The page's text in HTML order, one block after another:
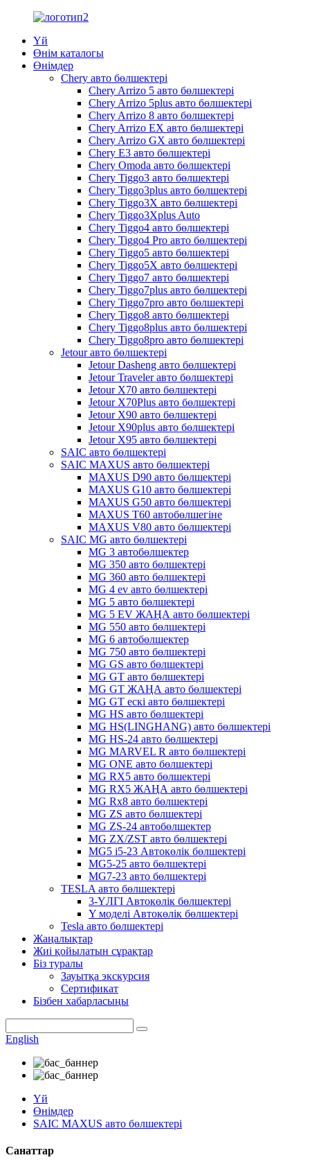
Үй
Өнім каталогы
Өнімдер
Chery авто бөлшектері
Chery Arrizo 5 авто бөлшектері
Chery Arrizo 5plus авто бөлшектері
Chery Arrizo 8 авто бөлшектері
Chery Arrizo EX авто бөлшектері
Chery Arrizo GX авто бөлшектері
Chery E3 авто бөлшектері
Chery Omoda авто бөлшектері
Chery Tiggo3 авто бөлшектері
Chery Tiggo3plus авто бөлшектері
Chery Tiggo3X авто бөлшектері
Chery Tiggo3Xplus Auto
Chery Tiggo4 авто бөлшектері
Chery Tiggo4 Pro авто бөлшектері
Chery Tiggo5 авто бөлшектері
Chery Tiggo5X авто бөлшектері
Chery Tiggo7 авто бөлшектері
Chery Tiggo7plus авто бөлшектері
Chery Tiggo7pro авто бөлшектері
Chery Tiggo8 авто бөлшектері
Chery Tiggo8plus авто бөлшектері
Chery Tiggo8pro авто бөлшектері
Jetour авто бөлшектері
Jetour Dasheng авто бөлшектері
Jetour Traveler авто бөлшектері
Jetour X70 авто бөлшектері
Jetour X70Plus авто бөлшектері
Jetour X90 авто бөлшектері
Jetour X90plus авто бөлшектері
Jetour X95 авто бөлшектері
SAIC авто бөлшектері
SAIC MAXUS авто бөлшектері
MAXUS D90 авто бөлшектері
MAXUS G10 авто бөлшектері
MAXUS G50 авто бөлшектері
MAXUS T60 автобөлшегіне
MAXUS V80 авто бөлшектері
SAIC MG авто бөлшектері
MG 3 автобөлшектер
MG 350 авто бөлшектері
MG 360 авто бөлшектері
MG 4 ev авто бөлшектері
MG 5 авто бөлшектері
MG 5 EV ЖАҢА авто бөлшектері
MG 550 авто бөлшектері
MG 6 автобөлшектер
MG 750 авто бөлшектері
MG GS авто бөлшектері
MG GT авто бөлшектері
MG GT ЖАҢА авто бөлшектері
MG GT ескі авто бөлшектері
MG HS авто бөлшектері
MG HS(LINGHANG) авто бөлшектері
MG HS-24 авто бөлшектері
MG MARVEL R авто бөлшектері
MG ONE авто бөлшектері
MG RX5 авто бөлшектері
MG RX5 ЖАҢА авто бөлшектері
MG Rx8 авто бөлшектері
MG ZS авто бөлшектері
MG ZS-24 автобөлшектер
MG ZX/ZST авто бөлшектері
MG5 i5-23 Автокөлік бөлшектері
MG5-25 авто бөлшектері
MG7-23 авто бөлшектері
TESLA авто бөлшектері
3-ҮЛГІ Автокөлік бөлшектері
Y моделі Автокөлік бөлшектері
Tesla авто бөлшектері
Жаңалықтар
Жиі қойылатын сұрақтар
Біз туралы
Зауытқа экскурсия
Сертификат
Бізбен хабарласыңы
English
Үй
Өнімдер
SAIC MAXUS авто бөлшектері
Санаттар